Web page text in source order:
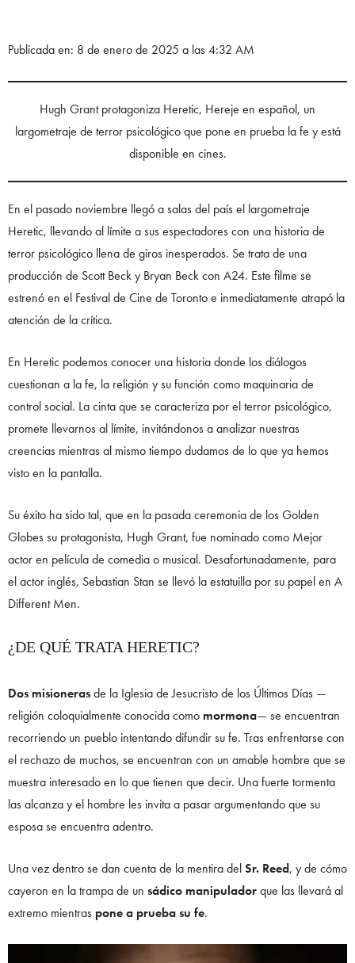
Publicada en: 8 de enero de 2025 a las 4:32 AM
Hugh Grant protagoniza Heretic, Hereje en español, un
largometraje de terror psicológico que pone en prueba la fe y está
disponible en cines.
En el pasado noviembre llegó a salas del país el largometraje
Heretic, llevando al límite a sus espectadores con una historia de
terror psicológico llena de giros inesperados. Se trata de una
producción de Scott Beck y Bryan Beck con A24. Este filme se
estrenó en el Festival de Cine de Toronto e inmediatamente atrapó la
atención de la crítica.
En Heretic podemos conocer una historia donde los diálogos
cuestionan a la fe, la religión y su función como maquinaria de
control social. La cinta que se caracteriza por el terror psicológico,
promete llevarnos al límite, invitándonos a analizar nuestras
creencias mientras al mismo tiempo dudamos de lo que ya hemos
visto en la pantalla.
Su éxito ha sido tal, que en la pasada ceremonia de los Golden
Globes su protagonista, Hugh Grant, fue nominado como Mejor
actor en película de comedia o musical. Desafortunadamente, para
el actor inglés, Sebastian Stan se llevó la estatuilla por su papel en A
Different Men.
¿DE QUÉ TRATA HERETIC?
Dos misionerasde la Iglesia de Jesucristo de los Últimos Días —
religión coloquialmente conocida como mormona— se encuentran
recorriendo un pueblo intentando difundir su fe. Tras enfrentarse con
el rechazo de muchos, se encuentran con un amable hombre que se
muestra interesado en lo que tienen que decir. Una fuerte tormenta
las alcanza y el hombre les invita a pasar argumentando que su
esposa se encuentra adentro.
Una vez dentro se dan cuenta de la mentira delSr. Reed, y de cómo
cayeron en la trampa de un sádico manipuladorque las llevará al
extremo mientras pone a prueba su fe.